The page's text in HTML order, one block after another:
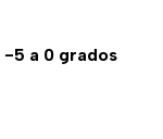
-5 a 0 grados